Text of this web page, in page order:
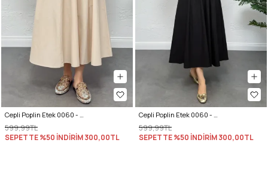
Cepli Poplin Etek 0060 - EKRU
599,99TL
SEPETTE %50 İNDİRİM300,00TL
Cepli Poplin Etek 0060 - SİYAH
599,99TL
SEPETTE %50 İNDİRİM300,00TL